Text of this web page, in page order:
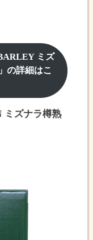
ミズ
の詳細はこ
ミズナラ樽熟